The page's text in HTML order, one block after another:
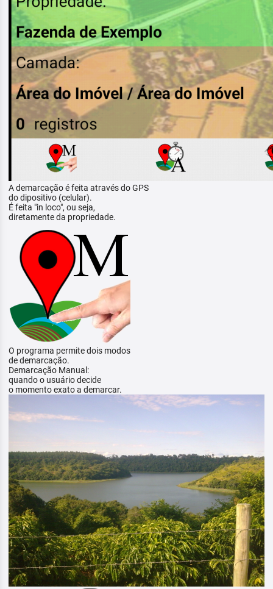
A demarcação é feita através do GPS
do dipositivo (celular).
É feita "in loco", ou seja,
diretamente da propriedade.
O programa permite dois modos
de demarcação.
Demarcação Manual:
quando o usuário decide
o momento exato a demarcar.